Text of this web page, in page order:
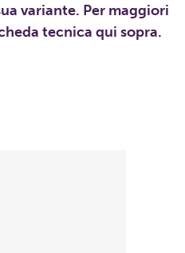
variante. Per maggiori
tecnica qui sopra.